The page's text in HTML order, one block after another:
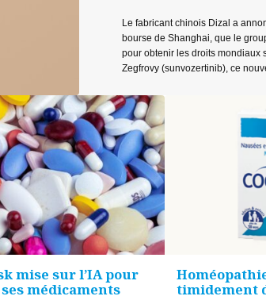
Le fabricant chinois Dizal a
bourse de Shanghai, que le
pour obtenir les droits mondiaux
Zegfrovy (sunvozertinib), ce
mise sur l’IA pour
médicaments
timidement